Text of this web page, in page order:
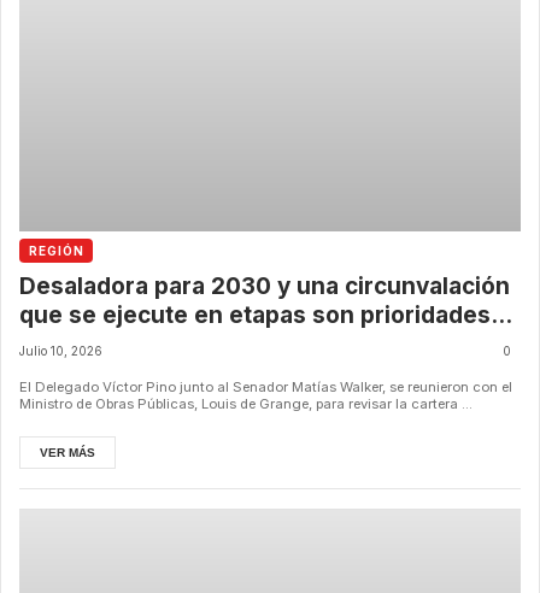
REGIÓN
Desaladora para 2030 y una circunvalación
que se ejecute en etapas son prioridades
para la Región de Coquimbo
Julio 10, 2026 0
El Delegado Víctor Pino junto al Senador Matías Walker, se reunieron con el
Ministro de Obras Públicas, Louis de Grange, para revisar la cartera ...
VER MÁS